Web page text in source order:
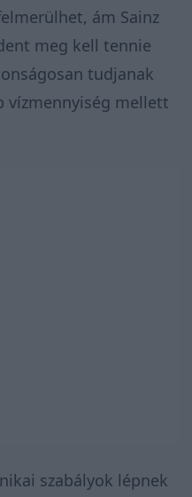
ám Sainz
meg kell tennie
tudjanak
vízmennyiség mellett
szabályok lépnek